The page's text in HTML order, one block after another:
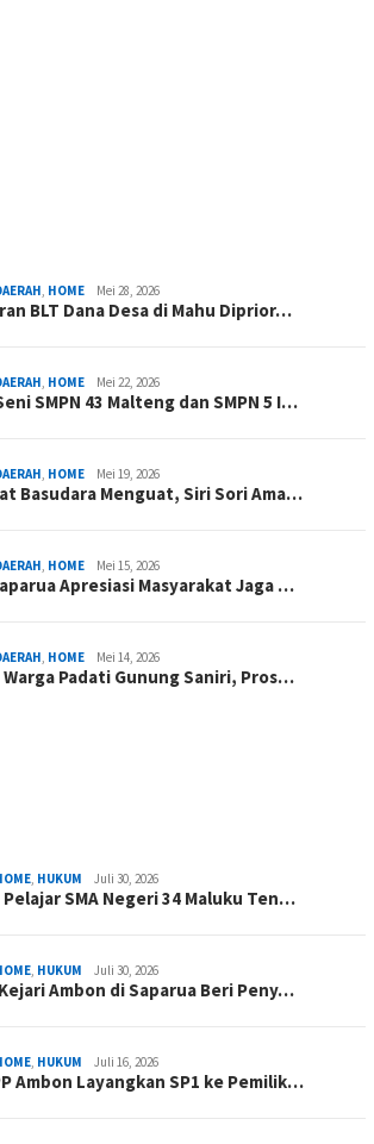
, HOME Mei 28, 2026
BLT Dana Desa di Mahu Diprior…
, HOME Mei 22, 2026
SMPN 43 Malteng dan SMPN 5 I…
, HOME Mei 19, 2026
Basudara Menguat, Siri Sori Ama…
, HOME Mei 15, 2026
Apresiasi Masyarakat Jaga …
, HOME Mei 14, 2026
Warga Padati Gunung Saniri, Pros…
, HUKUM Juli 30, 2026
SMA Negeri 34 Maluku Ten…
, HUKUM Juli 30, 2026
Ambon di Saparua Beri Peny…
, HUKUM Juli 16, 2026
Ambon Layangkan SP1 ke Pemilik…